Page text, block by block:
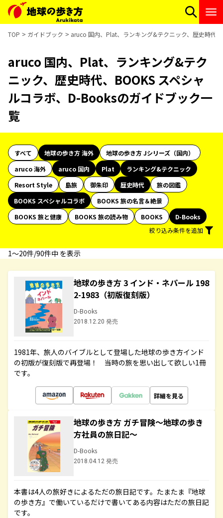
TOP ガイドブック aruco 国内、Plat、ランキング&テクニック、歴史時代
aruco 国内、Plat、ランキング&テク
ニック、歴史時代、BOOKS スペシャ
ルコラボ、D-Booksのガイドブック一
覧
すべて 地球の歩き方 海外
地球の歩き方 Jシリーズ（国内）
aruco 海外
aruco 国内 Plat
ランキング&テクニック
Resort Style
島旅 御朱印 歴史時代
旅の図鑑
BOOKS スペシャルコラボ
BOOKS 旅の名言＆絶景
BOOKS 旅と健康
BOOKS 旅の読み物 BOOKS
D-Books
絞り込み条件を追加
1〜20件/90件中 を表示
地球の歩き方 3 インド・ネパール 198
2-1983（初版復刻版）
D-Books
2018.12.20 発売
1981年、旅人のバイブルとして登場した地球の歩き方インド
の初版が復刻版で再登場！ 当時の旅を思い出して欲しい1冊
です。
詳細を見る
地球の歩き方 ガチ冒険～地球の歩き
方社員の旅日記～
D-Books
2018.04.12 発売
本書は4人の旅好きによるただの旅日記です。たまたま『地球
の歩き方』で働いているだけで書いてある内容はただの旅日記
です。